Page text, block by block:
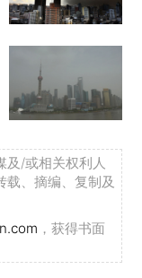
及/或相关权利人
载、摘编、复制及
，获得书面